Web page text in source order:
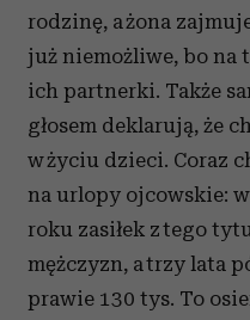
rodzinę, a żona
już niemożliwe, bo na
ich partnerki. Także
głosem deklarują, że
w życiu dzieci. Coraz
na urlopy ojcowskie:
roku zasiłek z tego
mężczyzn, a trzy lata
prawie 130 tys. To